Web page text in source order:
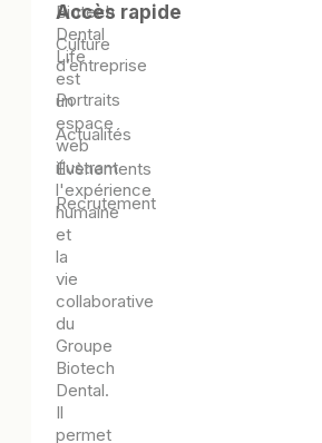
Biotech
Dental
Life
est
un
espace
web
illustrant
l'expérience
humaine
et
la
vie
collaborative
du
Groupe
Biotech
Dental.
Il
permet
Accès rapide
Culture
d’entreprise
Portraits
Actualités
Évènements
Recrutement